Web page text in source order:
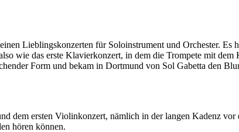
Lieblingskonzerten für Soloinstrument und Orchester.
wie das erste Klavierkonzert, in dem die Trompete mit
Form und bekam in Dortmund von Sol Gabetta den
dem ersten Violinkonzert, nämlich in der langen Kadenz
hören können.